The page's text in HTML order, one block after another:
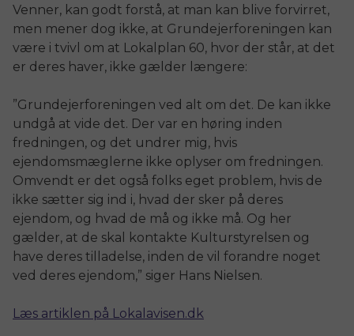
Venner, kan godt forstå, at man kan blive forvirret,
men mener dog ikke, at Grundejerforeningen kan
være i tvivl om at Lokalplan 60, hvor der står, at det
er deres haver, ikke gælder længere:
”Grundejerforeningen ved alt om det. De kan ikke
undgå at vide det. Der var en høring inden
fredningen, og det undrer mig, hvis
ejendomsmæglerne ikke oplyser om fredningen.
Omvendt er det også folks eget problem, hvis de
ikke sætter sig ind i, hvad der sker på deres
ejendom, og hvad de må og ikke må. Og her
gælder, at de skal kontakte Kulturstyrelsen og
have deres tilladelse, inden de vil forandre noget
ved deres ejendom,” siger Hans Nielsen.
Læs artiklen på Lokalavisen.dk